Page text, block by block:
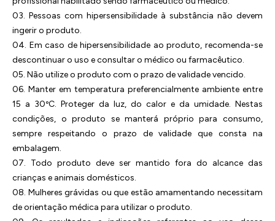
03. Pessoas com hipersensibilidade à substância não devem
ingerir o produto.
04. Em caso de hipersensibilidade ao produto, recomenda-se
descontinuar o uso e consultar o médico ou farmacêutico.
05. Não utilize o produto com o prazo de validade vencido.
06. Manter em temperatura preferencialmente ambiente entre
15 a 30ºC. Proteger da luz, do calor e da umidade. Nestas
condições, o produto se manterá próprio para consumo,
sempre respeitando o prazo de validade que consta na
embalagem.
07. Todo produto deve ser mantido fora do alcance das
crianças e animais domésticos.
08. Mulheres grávidas ou que estão amamentando necessitam
de orientação médica para utilizar o produto.